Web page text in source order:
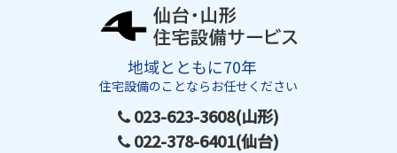
地域とともに70年
住宅設備のことならお任せください
023-623-3608(山形)
022-378-6401(仙台)